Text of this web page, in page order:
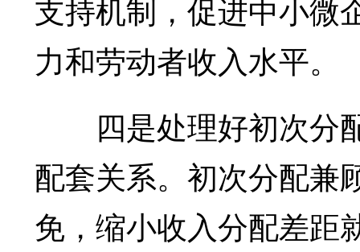
支持机制，促进中小微
力和劳动者收入水平。
四是处理好初次分
配套关系。初次分配兼
免，缩小收入分配差距